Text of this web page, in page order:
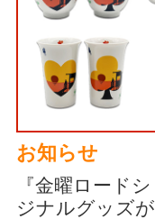
お知らせ
『金曜ロード
ジナルグッズが